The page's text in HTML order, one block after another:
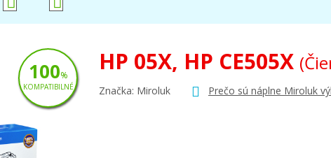
HP 05X, HP CE505X
Značka: Miroluk Prečo sú náplne Miroluk
100%
KOMPATIBILNÉ